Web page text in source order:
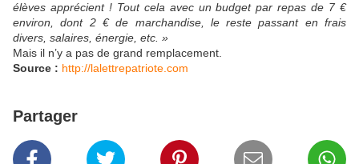
élèves apprécient ! Tout cela avec un budget par repas de 7 €
environ, dont 2 € de marchandise, le reste passant en frais
divers, salaires, énergie, etc. »
Mais il n’y a pas de grand remplacement.
Source : http://lalettrepatriote.com
Partager